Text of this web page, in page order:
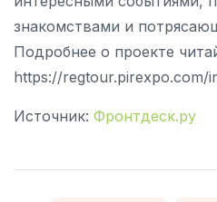
знакомствами и
Подробнее о проекте
https://regtour.pirexpo.com/
Источник: Фронтдеск.ру